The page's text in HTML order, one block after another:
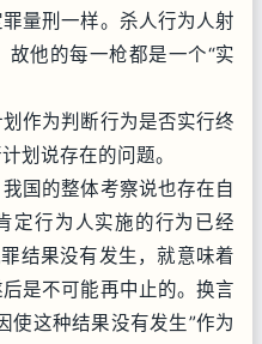
量刑一样。杀人行为人射
他的每一枪都是一个“实
作为判断行为是否实行终
划说存在的问题。
的整体考察说也存在自
定行为人实施的行为已经
结果没有发生，就意味着
是不可能再中止的。换言
使这种结果没有发生”作为